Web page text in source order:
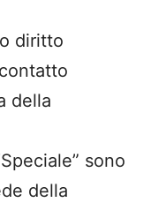
diritto
della
sono
della